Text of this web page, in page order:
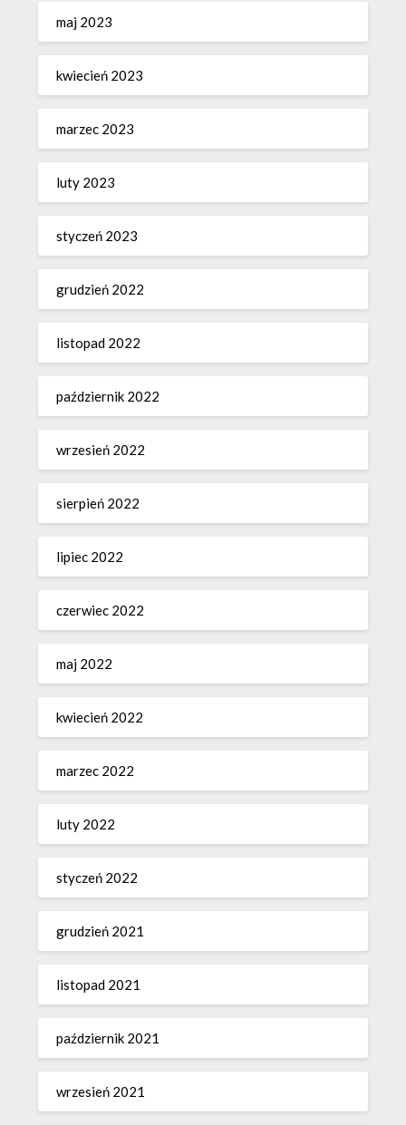
maj 2023
kwiecień 2023
marzec 2023
luty 2023
styczeń 2023
grudzień 2022
listopad 2022
październik 2022
wrzesień 2022
sierpień 2022
lipiec 2022
czerwiec 2022
maj 2022
kwiecień 2022
marzec 2022
luty 2022
styczeń 2022
grudzień 2021
listopad 2021
październik 2021
wrzesień 2021